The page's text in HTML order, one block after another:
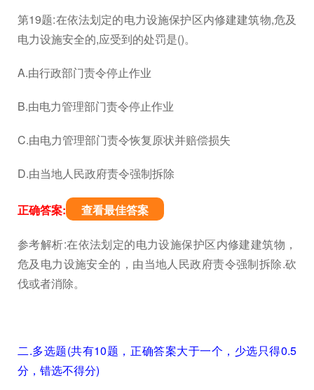
第19题:在依法划定的电力设施保护区内修建建筑物,危及
电力设施安全的,应受到的处罚是()。
A.由行政部门责令停止作业
B.由电力管理部门责令停止作业
C.由电力管理部门责令恢复原状并赔偿损失
D.由当地人民政府责令强制拆除
正确答案: 查看最佳答案
参考解析:在依法划定的电力设施保护区内修建建筑物，
危及电力设施安全的，由当地人民政府责令强制拆除.砍
伐或者消除。
二.多选题(共有10题，正确答案大于一个，少选只得0.5
分，错选不得分)